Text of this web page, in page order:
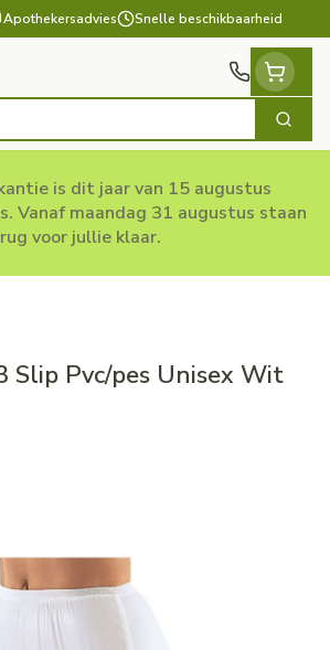
Apothekersadvies Snelle beschikbaarheid
Zoek
is dit jaar van 15 augustus
Vanaf maandag 31 augustus staan
voor jullie klaar.
Slip Pvc/pes Unisex Wit